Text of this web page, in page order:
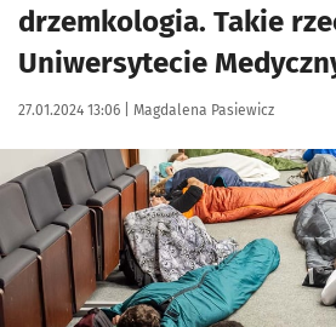
drzemkologia. Takie
Uniwersytecie
Data publikacji:
27.01.2024 13:06 | Autor:
Magdalena Pasiewicz
Kliknij, aby zobaczyć galerię